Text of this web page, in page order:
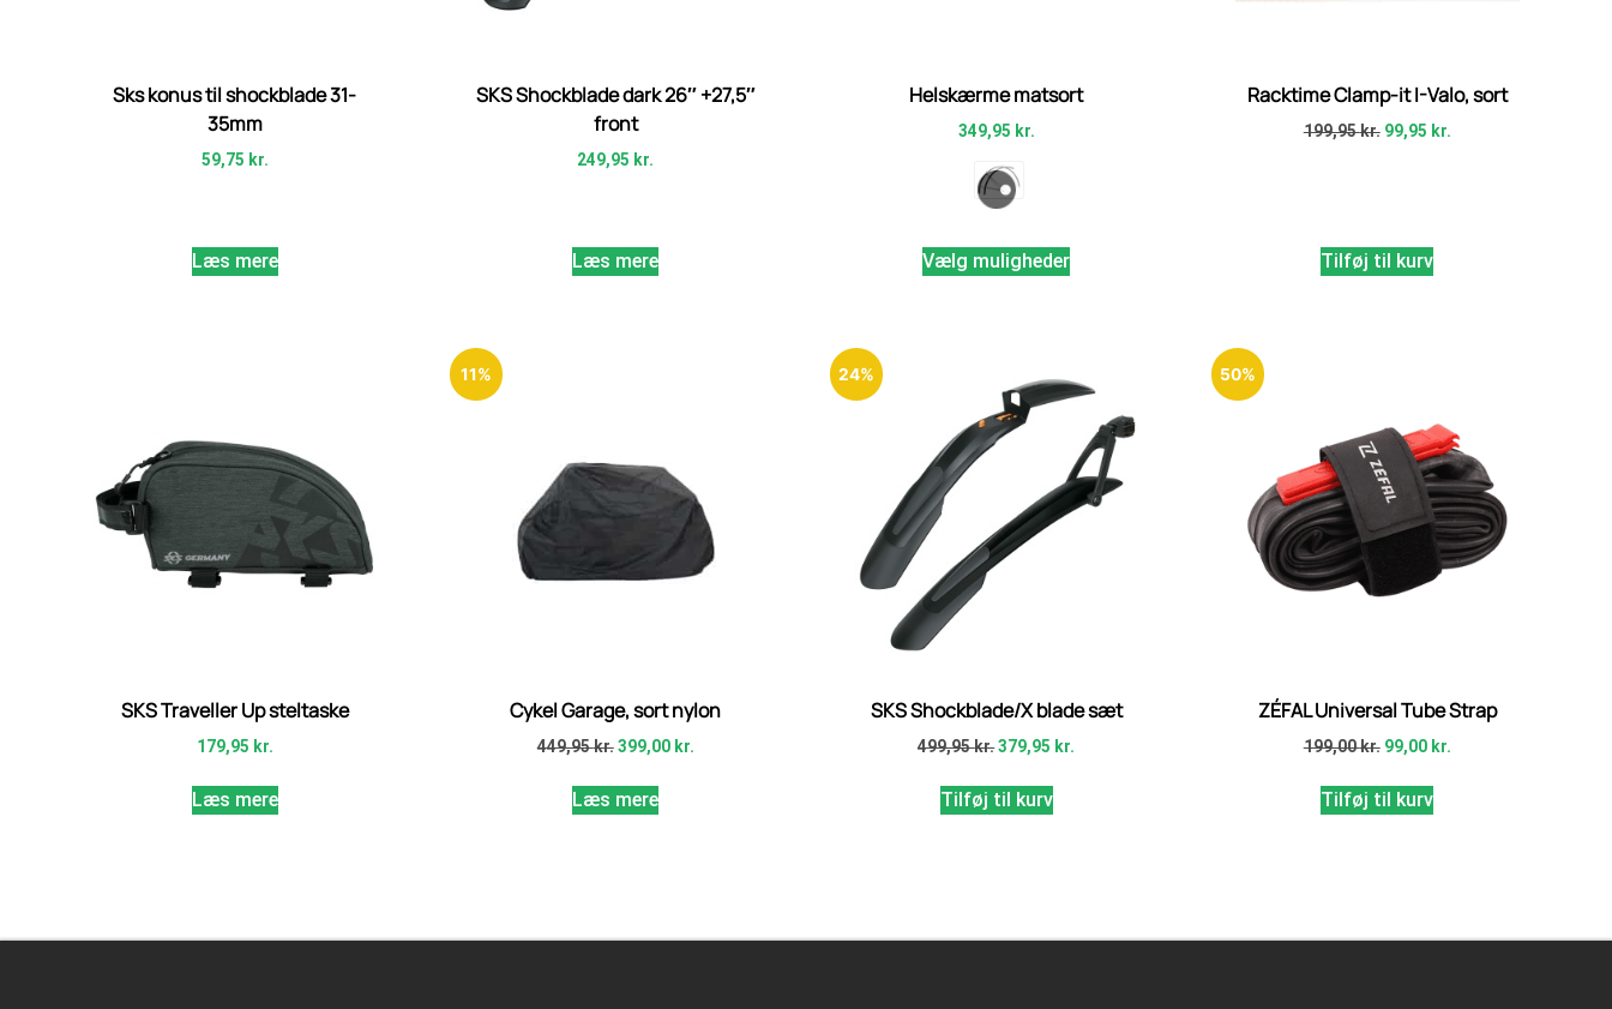
Sks konus til shockblade 31-
35mm
59,75 kr.
Læs mere
SKS Shockblade dark 26″ +27,5″
front
249,95 kr.
Læs mere
Helskærme matsort
349,95 kr.
Vælg muligheder
Racktime Clamp-it I-Valo, sort
199,95kr. 99,95 kr.
Tilføj til kurv
SKS Traveller Up steltaske
179,95 kr.
Læs mere
11%
Cykel Garage, sort nylon
449,95kr. 399,00 kr.
Læs mere
24%
SKS Shockblade/X blade sæt
499,95kr.379,95 kr.
Tilføj til kurv
50%
ZÉFAL Universal Tube Strap
199,00kr. 99,00 kr.
Tilføj til kurv